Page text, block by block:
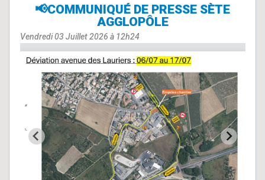
📢COMMUNIQUÉ DE PRESSE SÈTE
AGGLOPÔLE
Vendredi 03 Juillet 2026 à 12h24